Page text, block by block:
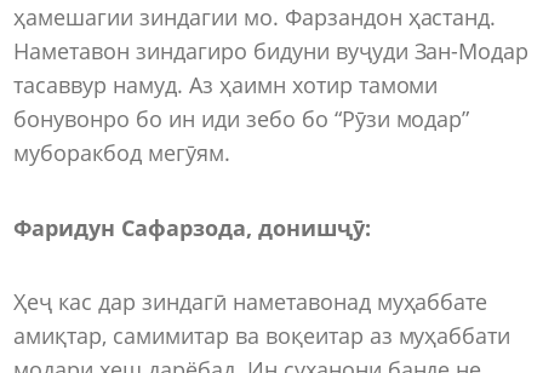
ҳамешагии зиндагии мо. Фарзандон ҳастанд.
Наметавон зиндагиро бидуни вуҷуди Зан-Модар
тасаввур намуд. Аз ҳаимн хотир тамоми
бонувонро бо ин иди зебо бо “Рӯзи модар”
муборакбод мегӯям.
Фаридун Сафарзода, донишҷӯ:
Ҳеҷ кас дар зиндагӣ наметавонад муҳаббате
амиқтар, самимитар ва воқеитар аз муҳаббати